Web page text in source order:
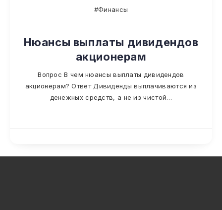
#Финансы
Нюансы выплаты дивидендов
акционерам
Вопрос В чем нюансы выплаты дивидендов
акционерам? Ответ Дивиденды выплачиваются из
денежных средств, а не из чистой…